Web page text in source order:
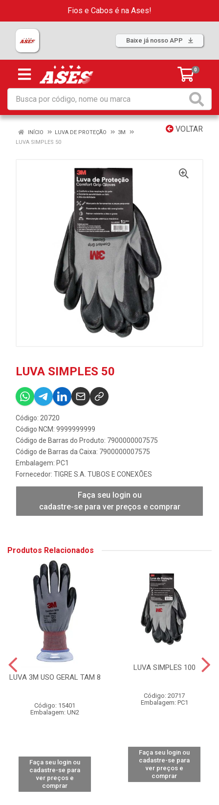
Fios e Cabos é na Ases!
Baixe já nosso APP
0
VOLTAR
INÍCIO LUVA DE PROTEÇÃO
3M
LUVA SIMPLES 50
LUVA SIMPLES 50
Código: 20720
Código NCM: 9999999999
Código de Barras do Produto: 7900000007575
Código de Barras da Caixa: 7900000007575
Embalagem: PC1
Fornecedor: TIGRE S.A. TUBOS E CONEXÕES
Faça seu login ou
cadastre-se para ver preços e comprar
Produtos Relacionados
LUVA 3M USO GERAL TAM 8
Código: 15401
Embalagem: UN2
Faça seu login ou
cadastre-se para
ver preços e
comprar
LUVA SIMPLES 100
Código: 20717
Embalagem: PC1
Faça seu login ou
cadastre-se para
ver preços e
comprar